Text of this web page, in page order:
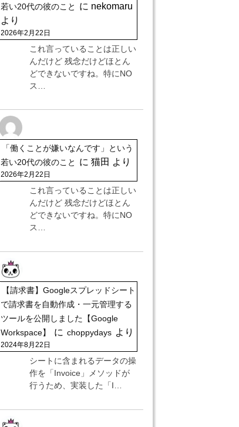
若い20代の彼のこと
に nekomaru
より
2026年2月22日
これ言っていることは正しい
んだけど 残念だけどほとん
どできないですね。特にNO
ス…
「働くことが嫌いなんです」という
若い20代の彼のこと
に 猫田 より
2026年2月22日
これ言っていることは正しい
んだけど 残念だけどほとん
どできないですね。特にNO
ス…
【請求書】Googleスプレッドシート
で請求書を自動作成・一元管理する
ツールを公開しました【Google
Workspace】
に choppydays より
2024年8月22日
シートに含まれるデータの操
作を「Invoice」メソッドが
行うため、実装した「I…